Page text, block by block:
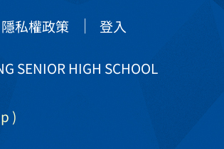
隱私權政策 登入
SENIOR HIGH SCHOOL
)